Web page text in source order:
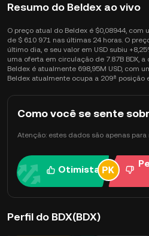
Resumo do Beldex ao vivo
O preço atual do Beldex é $0,08944,
de $ 610 971 nas últimas 24 horas. O
último dia, e seu valor em USD subiu
uma oferta em circulação de 7.87B BDX,
Beldex é atualmente 698,95M USD, com
Beldex atualmente ocupa a 209ª
Como você se sente
Atenção: estes dados são apenas para
Otimista
Perfil do BDX(BDX)